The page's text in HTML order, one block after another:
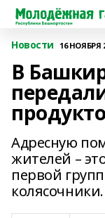
Новости 16 НОЯБРЯ
В
Адресную
жителей –
первой
колясочники.